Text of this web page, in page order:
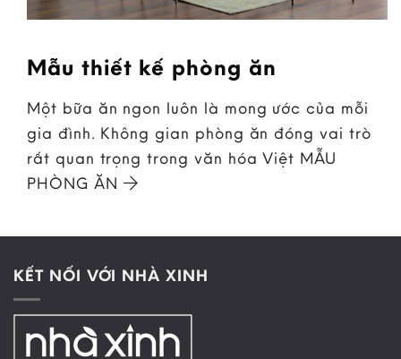
Mẫu thiết kế phòng ăn
Một bữa ăn ngon luôn là mong ước của mỗi
gia đình. Không gian phòng ăn đóng vai trò
rất quan trọng trong văn hóa Việt MẪU
PHÒNG ĂN
KẾT NỐI VỚI NHÀ XINH